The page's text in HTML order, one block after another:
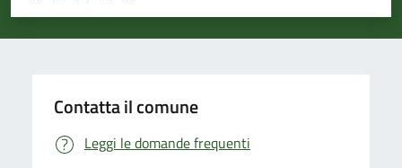
Valuta 5 stelle su 5
Valuta 4 stelle su 5
Valuta 3 stelle su 5
Valuta 2 stelle su 5
Valuta 1 stelle su 5
Contatta il comune
Leggi le domande frequenti